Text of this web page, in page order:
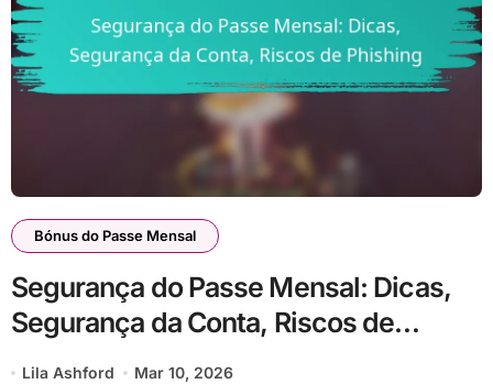
Bónus do Passe Mensal
Segurança do Passe Mensal: Dicas,
Segurança da Conta, Riscos de
Phishing
Lila Ashford Mar 10, 2026